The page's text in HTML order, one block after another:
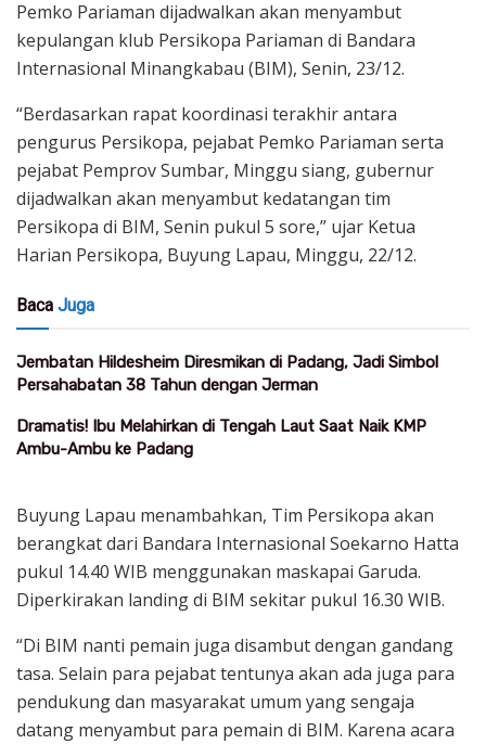
Pemko Pariaman dijadwalkan akan menyambut
kepulangan klub Persikopa Pariaman di Bandara
Internasional Minangkabau (BIM), Senin, 23/12.
“Berdasarkan rapat koordinasi terakhir antara
pengurus Persikopa, pejabat Pemko Pariaman serta
pejabat Pemprov Sumbar, Minggu siang, gubernur
dijadwalkan akan menyambut kedatangan tim
Persikopa di BIM, Senin pukul 5 sore,” ujar Ketua
Harian Persikopa, Buyung Lapau, Minggu, 22/12.
Baca Juga
Jembatan Hildesheim Diresmikan di Padang, Jadi Simbol
Persahabatan 38 Tahun dengan Jerman
Dramatis! Ibu Melahirkan di Tengah Laut Saat Naik KMP
Ambu-Ambu ke Padang
Buyung Lapau menambahkan, Tim Persikopa akan
berangkat dari Bandara Internasional Soekarno Hatta
pukul 14.40 WIB menggunakan maskapai Garuda.
Diperkirakan landing di BIM sekitar pukul 16.30 WIB.
“Di BIM nanti pemain juga disambut dengan gandang
tasa. Selain para pejabat tentunya akan ada juga para
pendukung dan masyarakat umum yang sengaja
datang menyambut para pemain di BIM. Karena acara